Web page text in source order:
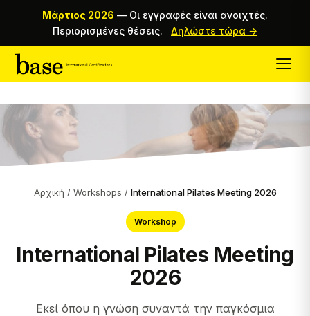
Μάρτιος 2026 — Οι εγγραφές είναι ανοιχτές.
Περιορισμένες θέσεις.
Δηλώστε τώρα →
Αρχική / Workshops / International Pilates Meeting 2026
Workshop
International Pilates Meeting
2026
Εκεί όπου η γνώση συναντά την παγκόσμια